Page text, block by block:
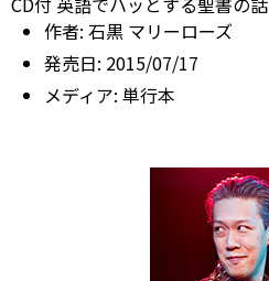
作者: 石黒 マリーローズ
発売日: 2015/07/17
メディア: 単行本